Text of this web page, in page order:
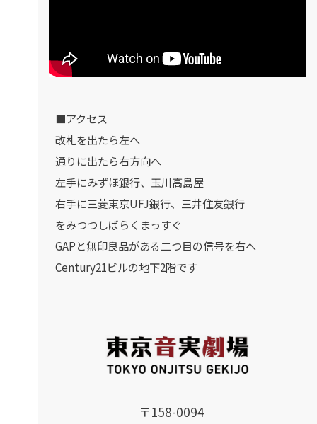
〒158-0094
■アクセス
改札を出たら左へ
通りに出たら右方向へ
左手にみずほ銀行、玉川高島屋
右手に三菱東京UFJ銀行、三井住友銀行
をみつつしばらくまっすぐ
GAPと無印良品がある二つ目の信号を右へ
Century21ビルの地下2階です